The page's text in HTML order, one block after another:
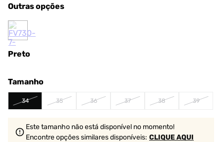
Outras opções
Preto
Tamanho
34 35 36 37 38 39
Este tamanho não está disponível no momento!
Encontre opções similaresdisponíveis: CLIQUE AQUI